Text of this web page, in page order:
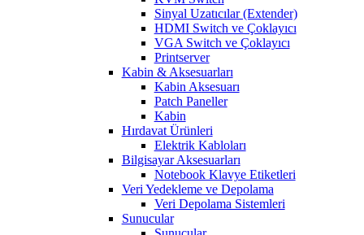
Sinyal Uzatıcılar (Extender)
HDMI Switch ve Çoklayıcı
VGA Switch ve Çoklayıcı
Printserver
Kabin & Aksesuarları
Kabin Aksesuarı
Patch Paneller
Kabin
Hırdavat Ürünleri
Elektrik Kabloları
Bilgisayar Aksesuarları
Notebook Klavye Etiketleri
Veri Yedekleme ve Depolama
Veri Depolama Sistemleri
Sunucular